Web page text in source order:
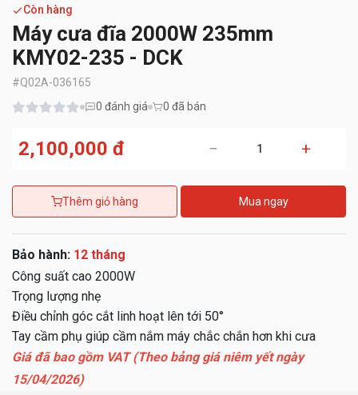
Còn hàng
Máy cưa đĩa 2000W 235mm
KMY02-235 - DCK
#Q02A-036165
0 đánh giá 0 đã bán
2,100,000 đ − +
Thêm giỏ hàng Mua ngay
Bảo hành: 12 tháng
Công suất cao 2000W
Trọng lượng nhẹ
Điều chỉnh góc cắt linh hoạt lên tới 50°
Tay cầm phụ giúp cầm nắm máy chắc chắn hơn khi cưa
Giá đã bao gồm VAT (Theo bảng giá niêm yết ngày
15/04/2026)